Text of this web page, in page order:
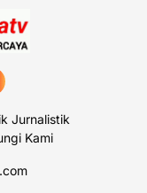
Jurnalistik
Kami